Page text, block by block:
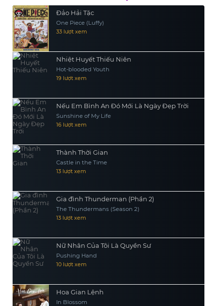
thể sống sót?Đảo Hải Tặc
One Piece (Luffy)
33 lượt xem
Nhiệt Huyết Thiếu Niên
Hot-blooded Youth
19 lượt xem
Nếu Em Bình An Đó Mới Là Ngày Đẹp Trời
Sunshine of My Life
16 lượt xem
Thành Thời Gian
Castle in the Time
13 lượt xem
Gia đình Thunderman (Phần 2)
The Thundermans (Season 2)
13 lượt xem
Nữ Nhân Của Tôi Là Quyền Sư
Pushing Hand
10 lượt xem
Hoa Gian Lệnh
In Blossom